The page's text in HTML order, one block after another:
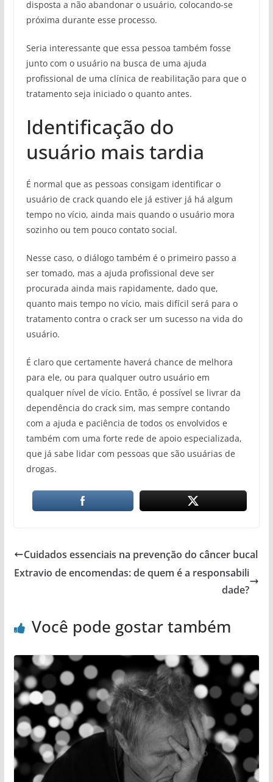
disposta a não abandonar o usuário, colocando-se
próxima durante esse processo.
Seria interessante que essa pessoa também fosse
junto com o usuário na busca de uma ajuda
profissional de uma clínica de reabilitação para que o
tratamento seja iniciado o quanto antes.
Identificação do
usuário mais tardia
É normal que as pessoas consigam identificar o
usuário de crack quando ele já estiver já há algum
tempo no vício, ainda mais quando o usuário mora
sozinho ou tem pouco contato social.
Nesse caso, o diálogo também é o primeiro passo a
ser tomado, mas a ajuda profissional deve ser
procurada ainda mais rapidamente, dado que,
quanto mais tempo no vício, mais difícil será para o
tratamento contra o crack ser um sucesso na vida do
usuário.
É claro que certamente haverá chance de melhora
para ele, ou para qualquer outro usuário em
qualquer nível de vício. Então, é possível se livrar da
dependência do crack sim, mas sempre contando
com a ajuda e paciência de todos os envolvidos e
também com uma forte rede de apoio especializada,
que já sabe lidar com pessoas que são usuárias de
drogas.
Cuidados essenciais na prevenção do câncer bucal
Extravio de encomendas: de quem é a responsabili
dade?
Você pode gostar também